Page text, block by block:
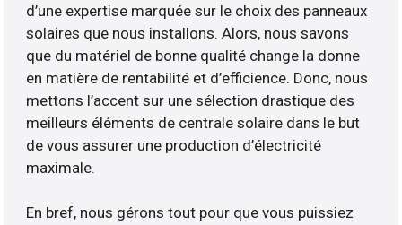
d’une expertise marquée sur le choix des panneaux
solaires que nous installons. Alors, nous savons
que du matériel de bonne qualité change la donne
en matière de rentabilité et d’efficience. Donc, nous
mettons l’accent sur une sélection drastique des
meilleurs éléments de centrale solaire dans le but
de vous assurer une production d’électricité
maximale.
En bref, nous gérons tout pour que vous puissiez